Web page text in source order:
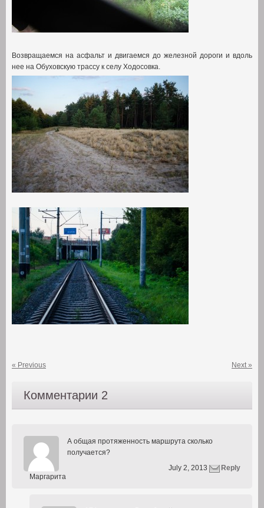
Возвращаемся на асфальт и двигаемся до железной дороги и вдоль
нее на Обуховскую трассу к селу Ходосовка.
« Previous Next »
Комментарии 2
А общая протяженность маршрута сколько
получается?
July 2, 2013
Маргарита
Reply